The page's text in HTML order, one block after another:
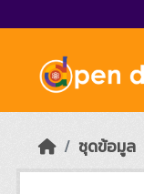
ชุดข้อมูล